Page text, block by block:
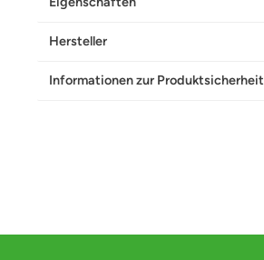
Hersteller
Informationen zur Produktsicherheit